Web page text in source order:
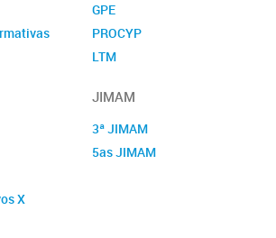
GPE
PROCYP
LTM
LYM
X
JIMAM
3ª JIMAM
5as JIMAM